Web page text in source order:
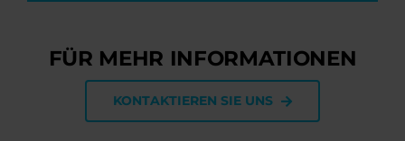
FÜR MEHR INFORMATIONEN
KONTAKTIEREN SIE UNS